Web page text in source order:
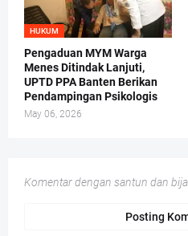
HUKUM
Pengaduan MYM Warga
Menes Ditindak Lanjuti,
UPTD PPA Banten Berikan
Pendampingan Psikologis
May 06, 2026
Komentar dengan santun dan
Posting